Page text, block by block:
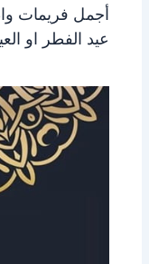
أجمل فريمات
عيد الفطر او